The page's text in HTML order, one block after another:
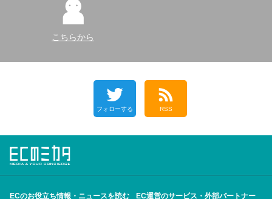
こちらから
フォローする RSS
ECのお役立ち情報・ニュースを読む
EC運営のサービス・外部パートナー